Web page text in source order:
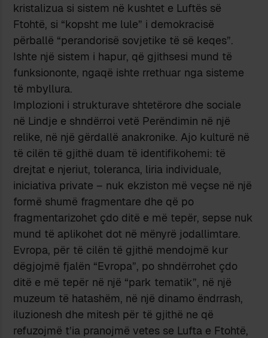
kristalizua si sistem në kushtet e Luftës së
Ftohtë, si “kopsht me lule” i demokracisë
përballë “perandorisë sovjetike të së keqes”.
Ishte një sistem i hapur, që gjithsesi mund të
funksiononte, ngaqë ishte rrethuar nga sisteme
të mbyllura.
Implozioni i strukturave shtetërore dhe sociale
në Lindje e shndërroi vetë Perëndimin në një
relike, në një gërdallë anakronike. Ajo kulturë në
të cilën të gjithë duam të identifikohemi: të
drejtat e njeriut, toleranca, liria individuale,
iniciativa private – nuk ekziston më veçse në një
formë shumë fragmentare dhe që po
fragmentarizohet çdo ditë e më tepër, sepse nuk
mund të aplikohet dot në mënyrë jodallimtare.
Evropa, për të cilën të gjithë mendojmë kur
dëgjojmë fjalën “Evropa”, po shndërrohet çdo
ditë e më tepër në një “park tematik”, në një
muzeum të hatashëm, në një dinamo ëndrrash,
iluzionesh dhe mitesh për të gjithë ne që
refuzojmë t’ia pranojmë vetes se Lufta e Ftohtë,